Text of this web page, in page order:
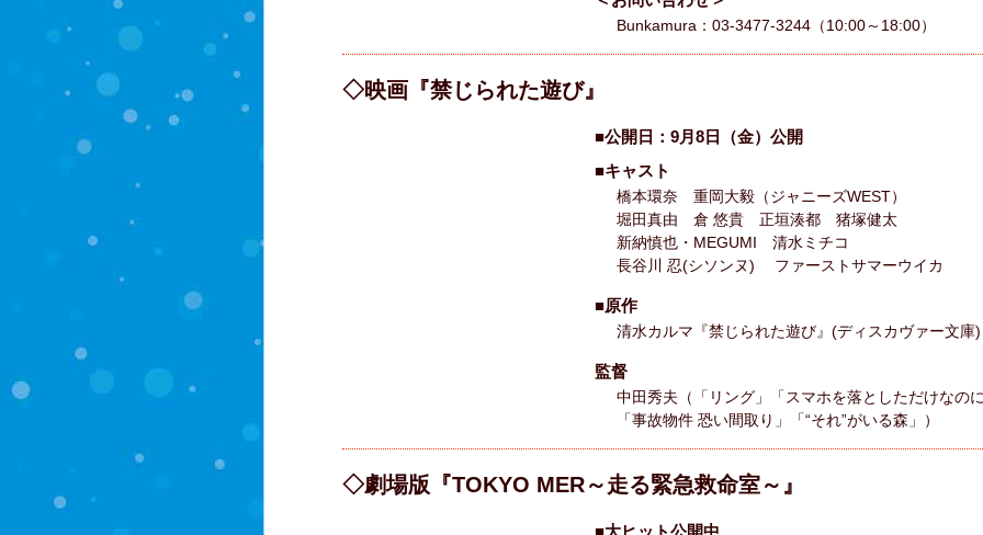
Bunkamura：03-3477-3244（10:00～18:00）
◇映画『禁じられた遊び』
■公開日：9月8日（金）公開
■キャスト
橋本環奈 重岡大毅（ジャニーズWEST）
堀田真由 倉 悠貴 正垣湊都 猪塚健太
新納慎也・MEGUMI 清水ミチコ
長谷川 忍(シソンヌ) ファーストサマーウイカ
■原作
清水カルマ『禁じられた遊び』(ディスカヴァー文庫)
監督
中田秀夫（「リング」「スマホを落としただけなの
「事故物件 恐い間取り」「“それ”がいる森」）
◇劇場版『TOKYO MER～走る緊急救命室～』
■大ヒット公開中